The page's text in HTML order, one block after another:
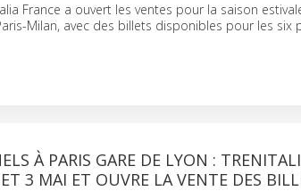
France a ouvert les ventes pour la saison
Milan, avec des billets disponibles pour les six
À PARIS GARE DE LYON :
3 MAI ET OUVRE LA VENTE DES